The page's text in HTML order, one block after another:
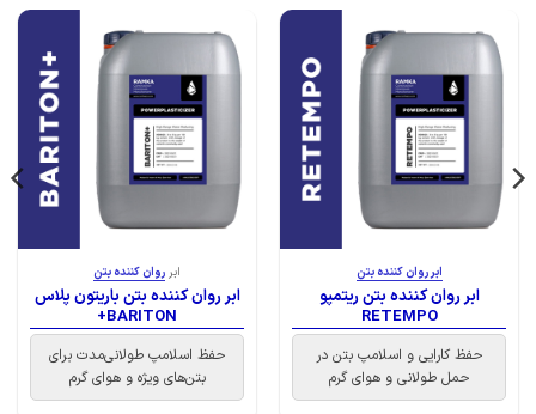
ابر روان کننده بتن
ابر روان کننده بتن ریتمپو
RETEMPO
حفظ کارایی و اسلامپ بتن در
حمل طولانی و هوای گرم
ابر روان کننده بتن
ابر روان کننده بتن باریتون پلاس
BARITON+
حفظ اسلامپ طولانی‌مدت برای
بتن‌های ویژه و هوای گرم